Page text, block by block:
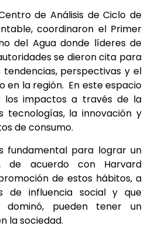
de Análisis de Ciclo de
coordinaron el Primer
del Agua donde líderes de
se dieron cita para
perspectivas y el
en la región. En este espacio
los impactos a través de la
tecnologías, la innovación y
de consumo.
fundamental para lograr un
de acuerdo con Harvard
de estos hábitos, a
de influencia social y que
pueden tener un
la sociedad.